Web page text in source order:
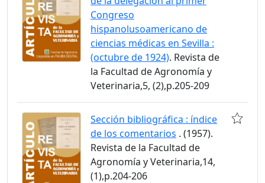
Congreso
hispanolusoamericano de
ciencias médicas en Sevilla :
(octubre de 1924). Revista de
la Facultad de Agronomía y
Veterinaria,5, (2),p.205-209
Sección bibliográfica : índice
de los comentarios . (1957).
Revista de la Facultad de
Agronomía y Veterinaria,14,
(1),p.204-206